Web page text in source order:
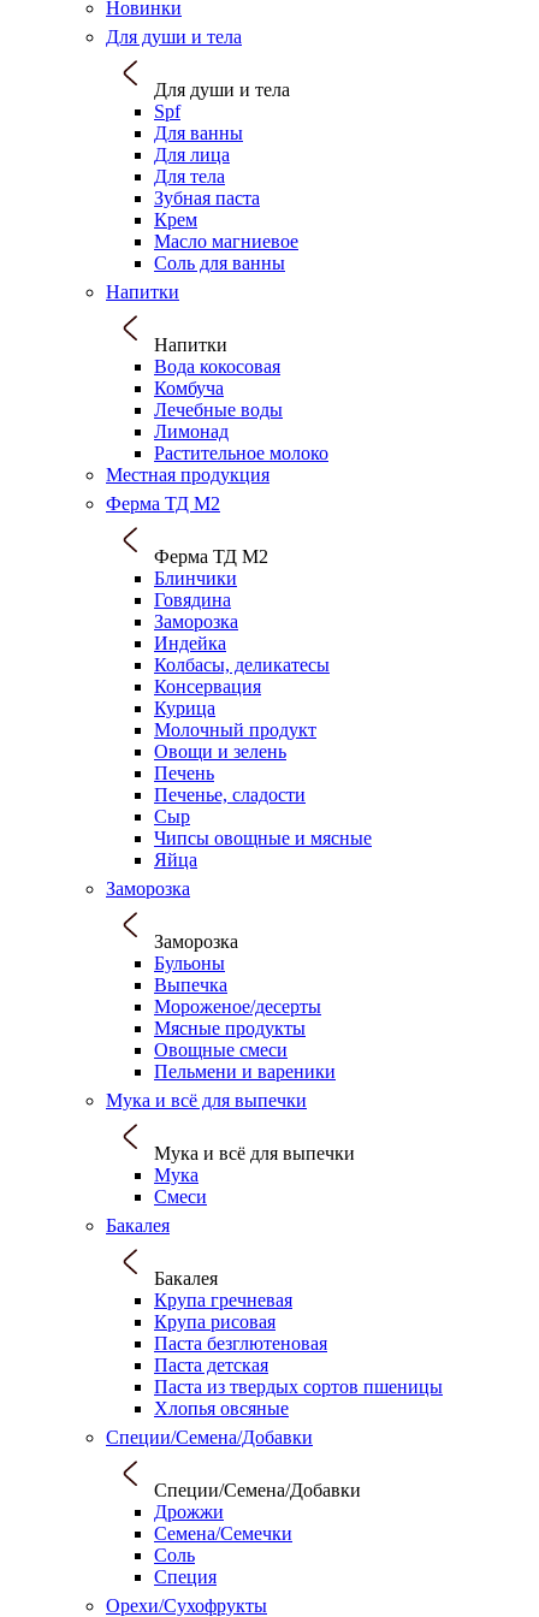
Новинки
Для души и тела
Для души и тела
Spf
Для ванны
Для лица
Для тела
Зубная паста
Крем
Масло магниевое
Соль для ванны
Напитки
Напитки
Вода кокосовая
Комбуча
Лечебные воды
Лимонад
Растительное молоко
Местная продукция
Ферма ТД М2
Ферма ТД М2
Блинчики
Говядина
Заморозка
Индейка
Колбасы, деликатесы
Консервация
Курица
Молочный продукт
Овощи и зелень
Печень
Печенье, сладости
Сыр
Чипсы овощные и мясные
Яйца
Заморозка
Заморозка
Бульоны
Выпечка
Мороженое/десерты
Мясные продукты
Овощные смеси
Пельмени и вареники
Мука и всё для выпечки
Мука и всё для выпечки
Мука
Смеси
Бакалея
Бакалея
Крупа гречневая
Крупа рисовая
Паста безглютеновая
Паста детская
Паста из твердых сортов пшеницы
Хлопья овсяные
Специи/Семена/Добавки
Специи/Семена/Добавки
Дрожжи
Семена/Семечки
Соль
Специя
Орехи/Сухофрукты